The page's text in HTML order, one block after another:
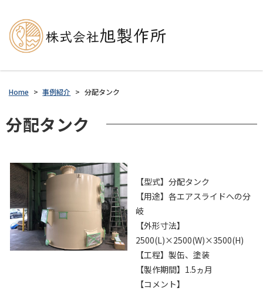
Home > 事例紹介 > 分配タンク
分配タンク
【型式】分配タンク
【用途】各エアスライドへの分
岐
【外形寸法】
2500(L)×2500(W)×3500(H)
【工程】製缶、塗装
【製作期間】1.5ヵ月
【コメント】